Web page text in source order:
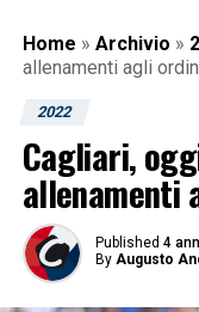
Home » Archivio »
allenamenti agli
2022
Cagliari,
allenamenti
Published 4
By Augusto